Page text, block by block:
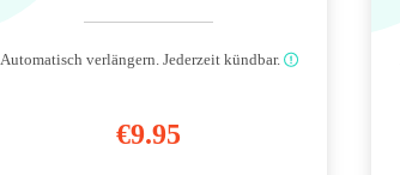
Automatisch verlängern. Jederzeit kündbar.
€9.95